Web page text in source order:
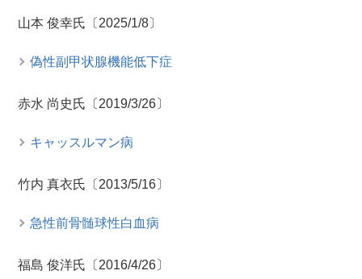
山本 俊幸氏〔2025/1/8〕
偽性副甲状腺機能低下症
赤水 尚史氏〔2019/3/26〕
キャッスルマン病
竹内 真衣氏〔2013/5/16〕
急性前骨髄球性白血病
福島 俊洋氏〔2016/4/26〕